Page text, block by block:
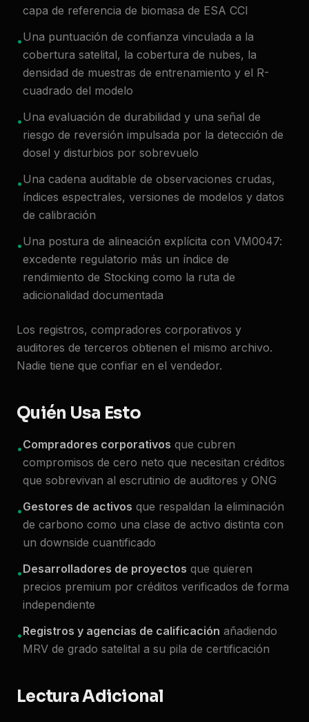
capa de referencia de biomasa de ESA CCI
•Una puntuación de confianza vinculada a la
cobertura satelital, la cobertura de nubes, la
densidad de muestras de entrenamiento y el R-
cuadrado del modelo
•Una evaluación de durabilidad y una señal de
riesgo de reversión impulsada por la detección de
dosel y disturbios por sobrevuelo
•Una cadena auditable de observaciones crudas,
índices espectrales, versiones de modelos y datos
de calibración
•Una postura de alineación explícita con VM0047:
excedente regulatorio más un índice de
rendimiento de Stocking como la ruta de
adicionalidad documentada
Los registros, compradores corporativos y
auditores de terceros obtienen el mismo archivo.
Nadie tiene que confiar en el vendedor.
Quién Usa Esto
•Compradores corporativos que cubren
compromisos de cero neto que necesitan créditos
que sobrevivan al escrutinio de auditores y ONG
•Gestores de activos que respaldan la eliminación
de carbono como una clase de activo distinta con
un downside cuantificado
•Desarrolladores de proyectos que quieren
precios premium por créditos verificados de forma
independiente
•Registros y agencias de calificación añadiendo
MRV de grado satelital a su pila de certificación
Lectura Adicional